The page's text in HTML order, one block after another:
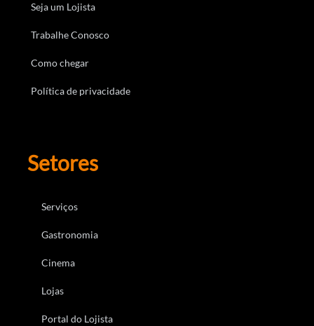
Seja um Lojista
Trabalhe Conosco
Como chegar
Política de privacidade
Setores
Serviços
Gastronomia
Cinema
Lojas
Portal do Lojista